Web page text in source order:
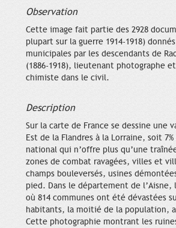
Observation
Cette image fait partie des 2928
plupart sur la guerre 1914-1918)
municipales par les descendants de
(1886-1918), lieutenant photographe
chimiste dans le civil.
Description
Sur la carte de France se dessine une
Est de la Flandres à la Lorraine, soit
national qui n’offre plus qu’une
zones de combat ravagées, villes et
champs bouleversés, usines
pied. Dans le département de l’Aisne,
où 814 communes ont été dévastées
habitants, la moitié de la population, a
Cette photographie montrant les